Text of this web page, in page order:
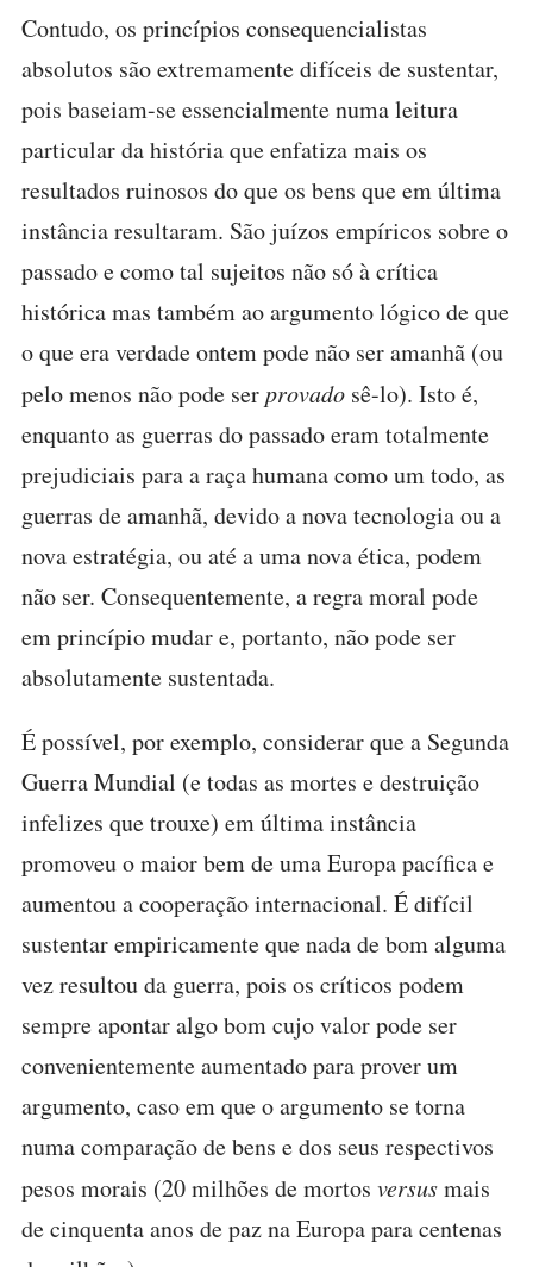
Contudo, os princípios consequencialistas
absolutos são extremamente difíceis de sustentar,
pois baseiam-se essencialmente numa leitura
particular da história que enfatiza mais os
resultados ruinosos do que os bens que em última
instância resultaram. São juízos empíricos sobre o
passado e como tal sujeitos não só à crítica
histórica mas também ao argumento lógico de que
o que era verdade ontem pode não ser amanhã (ou
pelo menos não pode serprovado sê-lo). Isto é,
enquanto as guerras do passado eram totalmente
prejudiciais para a raça humana como um todo, as
guerras de amanhã, devido a nova tecnologia ou a
nova estratégia, ou até a uma nova ética, podem
não ser. Consequentemente, a regra moral pode
em princípio mudar e, portanto, não pode ser
absolutamente sustentada.
É possível, por exemplo, considerar que a Segunda
Guerra Mundial (e todas as mortes e destruição
infelizes que trouxe) em última instância
promoveu o maior bem de uma Europa pacífica e
aumentou a cooperação internacional. É difícil
sustentar empiricamente que nada de bom alguma
vez resultou da guerra, pois os críticos podem
sempre apontar algo bom cujo valor pode ser
convenientemente aumentado para prover um
argumento, caso em que o argumento se torna
numa comparação de bens e dos seus respectivos
pesos morais (20 milhões de mortos versusmais
de cinquenta anos de paz na Europa para centenas